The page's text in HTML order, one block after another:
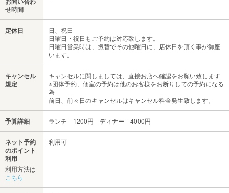
せ時間
定休日
日、祝日
日曜日・祝日もご予約は対応致します。
日曜日営業時は、振替でその他曜日に、店休日を頂く事が御座
います。
キャンセル
規定
キャンセルに関しましては、直接お店へ確認をお願い致します
※団体予約、個室の予約は他のお客様をお断りしての予約になる
為
前日、前々日のキャンセルはキャンセル料金発生致します。
予算詳細 ランチ 1200円 ディナー 4000円
ネット予約
のポイント
利用
利用方法は
こちら
利用可